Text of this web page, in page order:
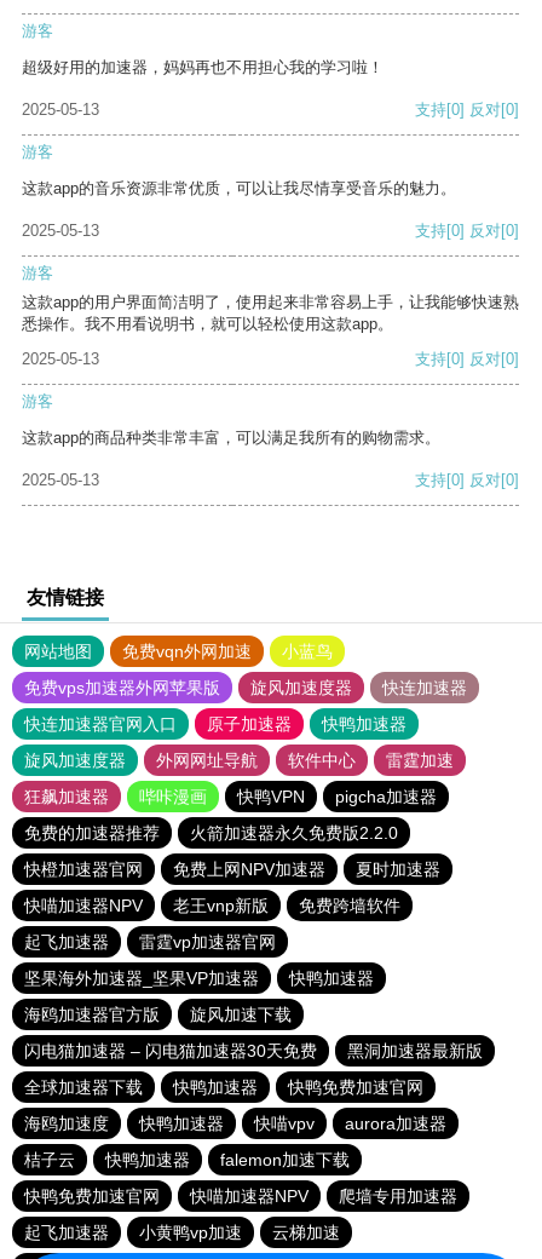
游客
超级好用的加速器，妈妈再也不用担心我的学习啦！
2025-05-13 支持[0] 反对[0]
游客
这款app的音乐资源非常优质，可以让我尽情享受音乐的魅力。
2025-05-13 支持[0] 反对[0]
游客
这款app的用户界面简洁明了，使用起来非常容易上手，让我能够快速熟
悉操作。我不用看说明书，就可以轻松使用这款app。
2025-05-13
支持[0] 反对[0]
游客
这款app的商品种类非常丰富，可以满足我所有的购物需求。
2025-05-13 支持[0] 反对[0]
友情链接
网站地图 免费vqn外网加速
小蓝鸟
免费vps加速器外网苹果版
旋风加速度器
快连加速器
快连加速器官网入口
原子加速器
快鸭加速器
旋风加速度器
外网网址导航 软件中心
雷霆加速
狂飙加速器
哔咔漫画 快鸭VPN
pigcha加速器
免费的加速器推荐
火箭加速器永久免费版2.2.0
快橙加速器官网
免费上网NPV加速器
夏时加速器
快喵加速器NPV
老王vnp新版
免费跨墙软件
起飞加速器
雷霆vp加速器官网
坚果海外加速器_坚果VP加速器
快鸭加速器
海鸥加速器官方版
旋风加速下载
闪电猫加速器 – 闪电猫加速器30天免费
黑洞加速器最新版
全球加速器下载
快鸭加速器
快鸭免费加速官网
海鸥加速度
快鸭加速器 快喵vpv
aurora加速器
桔子云
快鸭加速器
falemon加速下载
快鸭免费加速官网
快喵加速器NPV
爬墙专用加速器
起飞加速器
小黄鸭vp加速 云梯加速